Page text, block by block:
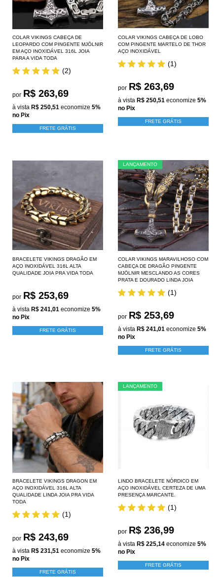
COLAR VIKINGS CABEÇA DE
LEOPARDO COM PINGENTE MJÖLNIR
EM AÇO INOXIDÁVEL 316L JOIA
PARA A VIDA TODA
(2)
por R$ 263,69
à vista R$ 250,51 economize 5%
no Pix
FRETE GRÁTIS
COLAR VIKINGS CABEÇA DE LOBO
COM PINGENTE MARTELO DE THOR
AÇO INOXIDÁVEL
(1)
por R$ 263,69
à vista R$ 250,51 economize 5%
no Pix
FRETE GRÁTIS
BRACELETE VIKINGS DRAGÃO EM
AÇO INOXIDÁVEL 316L ALTA
QUALIDADE JOIA PRA VIDA TODA
por R$ 253,69
à vista R$ 241,01 economize 5%
no Pix
FRETE GRÁTIS
LANÇAMENTO
COLAR VIKINGS MARAVILHOSO COM
CABEÇA DE DRAGÃO PINGENTE
MJÖLNIR MESCLANDO AS CORES
PRATA E DOURADO LINDA JOIA
(1)
por R$ 253,69
à vista R$ 241,01 economize 5%
no Pix
FRETE GRÁTIS
BRACELETE VIKINGS DRAGON EM
AÇO INOXIDÁVEL 316L ALTA
QUALIDADE LINDA JOIA PRA VIDA
TODA
(1)
por R$ 243,69
à vista R$ 231,51 economize 5%
no Pix
FRETE GRÁTIS
LANÇAMENTO
LINDO BRACELETE NÓRDICO EM
AÇO INOXIDÁVEL CERTEZA DE UMA
PRESENÇA MARCANTE.
(1)
por R$ 236,99
à vista R$ 225,14 economize 5%
no Pix
FRETE GRÁTIS